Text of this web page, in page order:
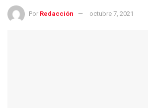
Por Redacción octubre 7, 2021